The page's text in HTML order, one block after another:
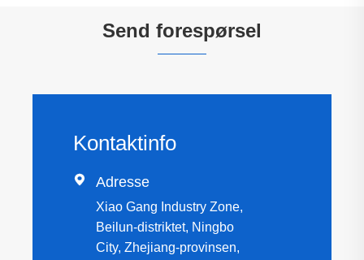
Send forespørsel
Kontaktinfo
 Adresse
Xiao Gang Industry Zone,
Beilun-distriktet, Ningbo
City, Zhejiang-provinsen,